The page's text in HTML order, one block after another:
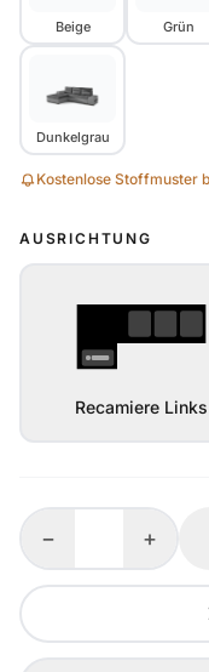
Beige Grün
Dunkelgrau
Kostenlose Stoffmuster
AUSRICHTUNG
Recamiere Links
− +